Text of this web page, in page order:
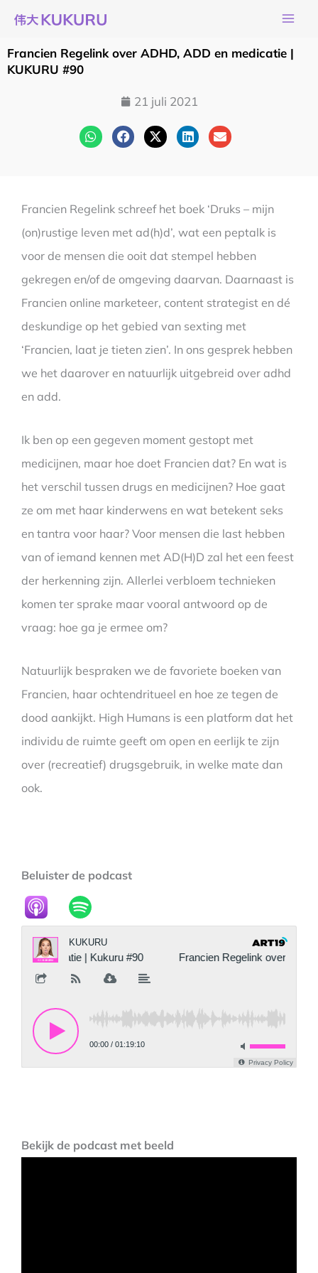
naar
de
inhoud
Francien Regelink over ADHD, ADD en medicatie |
KUKURU #90
21 juli 2021
Francien Regelink schreef het boek ‘Druks – mijn
(on)rustige leven met ad(h)d’, wat een peptalk is
voor de mensen die ooit dat stempel hebben
gekregen en/of de omgeving daarvan. Daarnaast is
Francien online marketeer, content strategist en dé
deskundige op het gebied van sexting met
‘Francien, laat je tieten zien’. In ons gesprek hebben
we het daarover en natuurlijk uitgebreid over adhd
en add.
Ik ben op een gegeven moment gestopt met
medicijnen, maar hoe doet Francien dat? En wat is
het verschil tussen drugs en medicijnen? Hoe gaat
ze om met haar kinderwens en wat betekent seks
en tantra voor haar? Voor mensen die last hebben
van of iemand kennen met AD(H)D zal het een feest
der herkenning zijn. Allerlei verbloem technieken
komen ter sprake maar vooral antwoord op de
vraag: hoe ga je ermee om?
Natuurlijk bespraken we de favoriete boeken van
Francien, haar ochtendritueel en hoe ze tegen de
dood aankijkt. High Humans is een platform dat het
individu de ruimte geeft om open en eerlijk te zijn
over (recreatief) drugsgebruik, in welke mate dan
ook.
Beluister de podcast
Bekijk de podcast met beeld